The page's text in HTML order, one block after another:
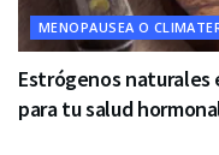
MENOPAUSEA O
Estrógenos
para tu salud